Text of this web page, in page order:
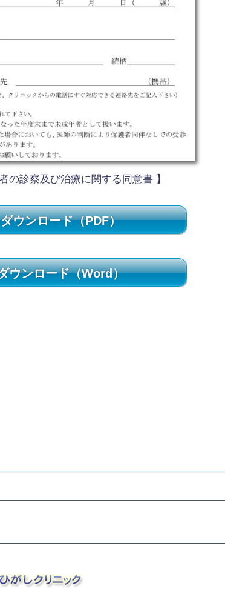
の診察及び治療に関する同意書 】
ダウンロード（PDF）
ウンロード（Word）